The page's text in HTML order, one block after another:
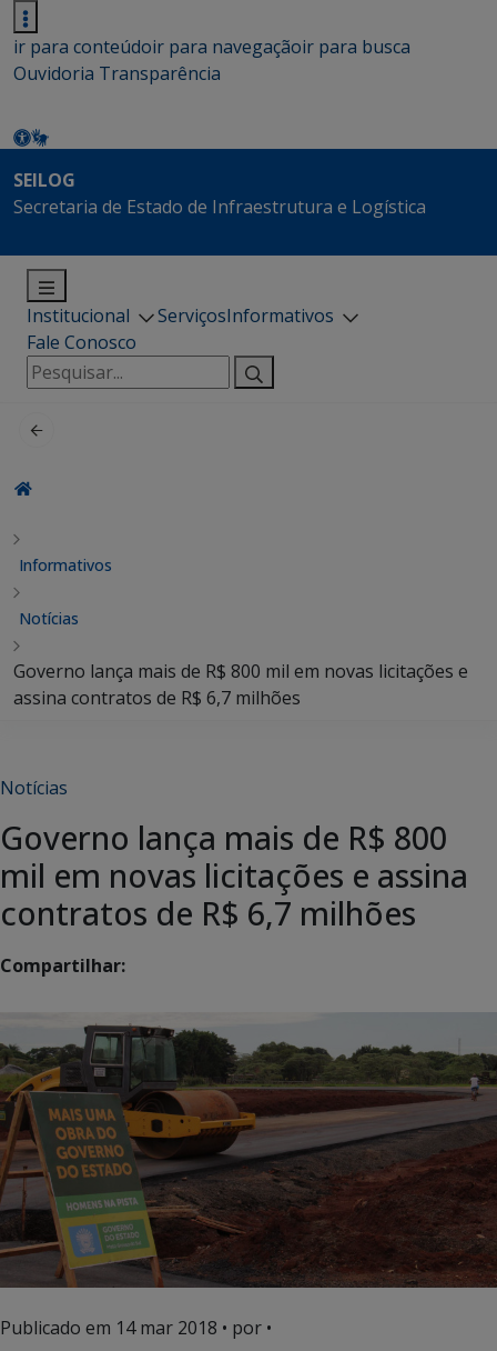
ir para conteúdoir para navegaçãoir para busca
Ouvidoria Transparência
SEILOG
Secretaria de Estado de Infraestrutura e Logística
Institucional ServiçosInformativos
Fale Conosco
Pesquisar
por:
Informativos
Notícias
Governo lança mais de R$ 800 mil em novas licitações e
assina contratos de R$ 6,7 milhões
Notícias
Governo lança mais de R$ 800
mil em novas licitações e assina
contratos de R$ 6,7 milhões
Compartilhar:
Publicado em 14 mar 2018 • por •